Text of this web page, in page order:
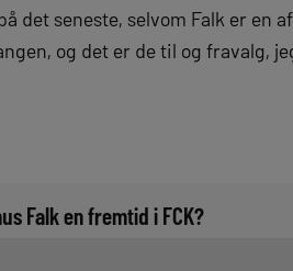
det seneste, selvom Falk er en
og det er de til og fravalg,
Falk en fremtid i FCK?